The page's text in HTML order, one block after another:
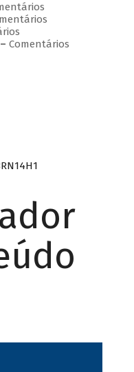
– Comentários